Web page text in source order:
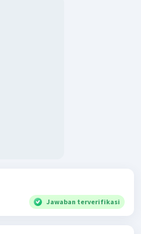
Jawaban terverifikasi